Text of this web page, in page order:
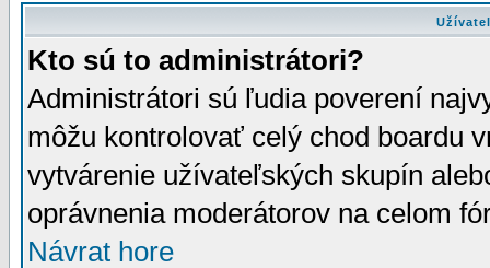
Kto sú to administrátori?
Administrátori sú ľudia poverení
môžu kontrolovať celý chod boardu
vytvárenie užívateľských skupín
oprávnenia moderátorov na celom
Návrat hore